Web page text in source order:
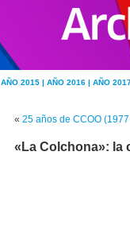
AÑO 2015 | AÑO 2016 | AÑO
« 25 años de CCOO
«La Colchona»: la